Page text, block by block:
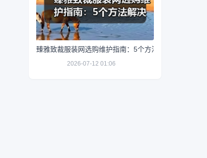
臻雅致裁服装网选购维护指南：5个方法解决网购踩坑
2026-07-12 01:06